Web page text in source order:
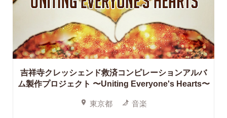
吉祥寺クレッシェンド救済コンピレーションアルバ
ム製作プロジェクト 〜Uniting Everyone's Hearts〜
東京都 音楽